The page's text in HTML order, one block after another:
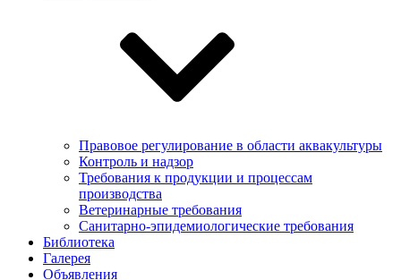
Правовое регулирование в области аквакультуры
Контроль и надзор
Требования к продукции и процессам
производства
Ветеринарные требования
Санитарно-эпидемиологические требования
Библиотека
Галерея
Объявления